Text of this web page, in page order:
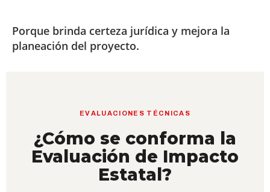
Porque brinda certeza jurídica y mejora la
planeación del proyecto.
EVALUACIONES TÉCNICAS
¿Cómo se conforma la
Evaluación de Impacto
Estatal?